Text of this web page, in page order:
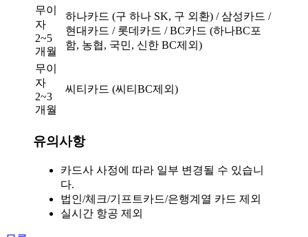
무이
자
2~5
개월
하나카드 (구 하나 SK, 구 외환) / 삼성카드 /
현대카드 / 롯데카드 / BC카드 (하나BC포
함, 농협, 국민, 신한 BC제외)
무이
자
2~3
개월
씨티카드 (씨티BC제외)
유의사항
카드사 사정에 따라 일부 변경될 수 있습니
다.
법인/체크/기프트카드/은행계열 카드 제외
실시간 항공 제외